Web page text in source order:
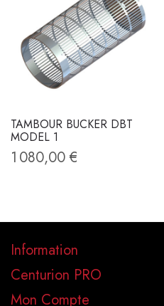
TAMBOUR BUCKER DBT
MODEL 1
1 080,00 €
Information
Centurion PRO
Mon Compte